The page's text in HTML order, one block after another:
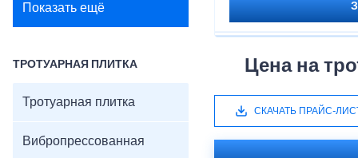
Показать ещё
ТРОТУАРНАЯ ПЛИТКА
Тротуарная плитка
Вибропрессованная
Цена на
СКАЧАТЬ ПРАЙС-